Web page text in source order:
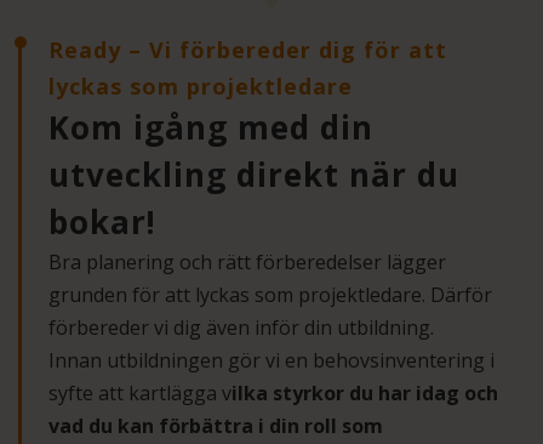
Ready – Vi förbereder dig för att
lyckas som projektledare
Kom igång med din
utveckling direkt när du
bokar!
Bra planering och rätt förberedelser lägger
grunden för att lyckas som projektledare. Därför
förbereder vi dig även inför din utbildning.
Innan utbildningen gör vi en behovsinventering i
syfte att kartlägga vilka styrkor du har idag och
vad du kan förbättra i din roll som